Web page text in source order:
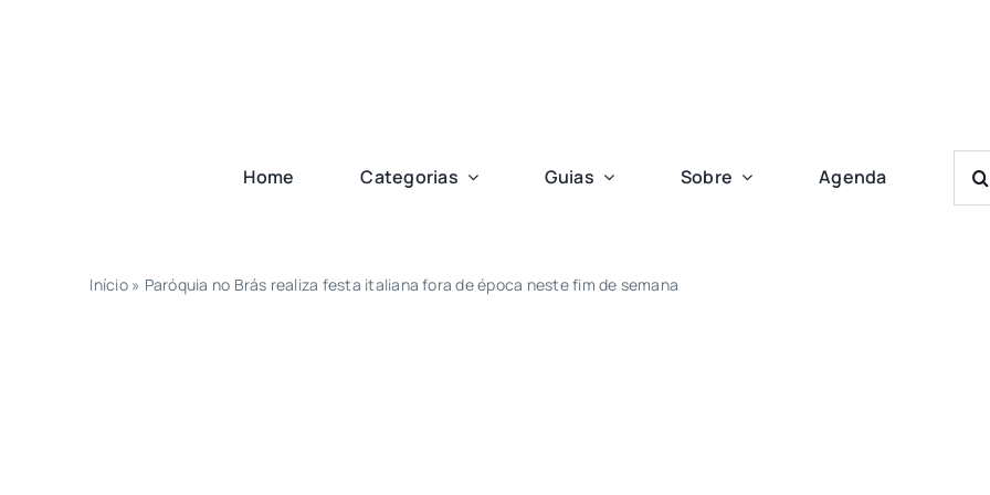
Home Categorias Guias Sobre Agenda
Início» Paróquia no Brás realiza festa italiana fora de época neste fim de semana